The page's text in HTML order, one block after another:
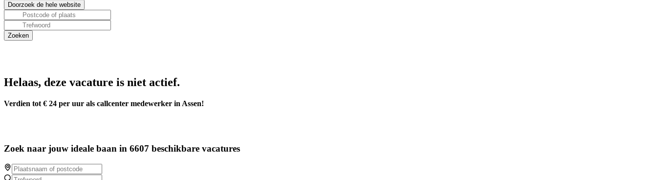
Helaas, deze vacature is niet actief.
Verdien tot € 24 per uur als callcenter medewerker in Assen!
Zoek naar jouw ideale baan in 6607 beschikbare vacatures